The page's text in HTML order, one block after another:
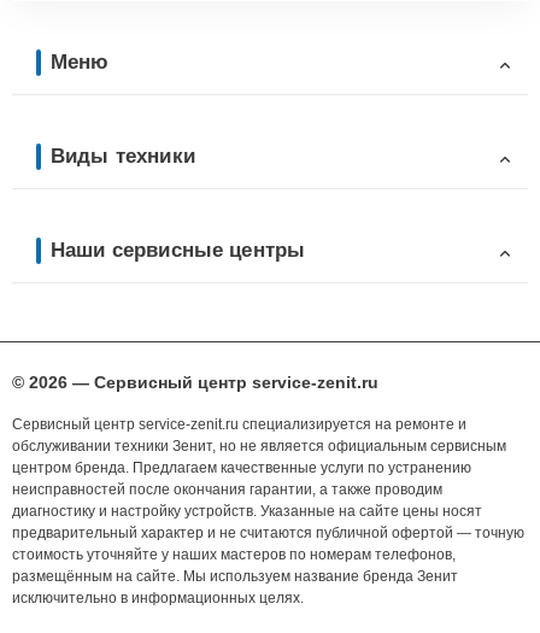
Меню
Виды техники
Наши сервисные центры
© 2026 — Сервисный центр service-zenit.ru
Сервисный центр service-zenit.ru специализируется на ремонте и
обслуживании техники Зенит, но не является официальным сервисным
центром бренда. Предлагаем качественные услуги по устранению
неисправностей после окончания гарантии, а также проводим
диагностику и настройку устройств. Указанные на сайте цены носят
предварительный характер и не считаются публичной офертой — точную
стоимость уточняйте у наших мастеров по номерам телефонов,
размещённым на сайте. Мы используем название бренда Зенит
исключительно в информационных целях.